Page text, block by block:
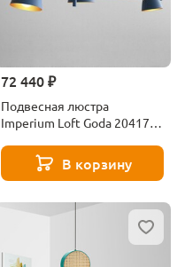
72 440 ₽
Подвесная люстра
Imperium Loft Goda 204170-
В корзину